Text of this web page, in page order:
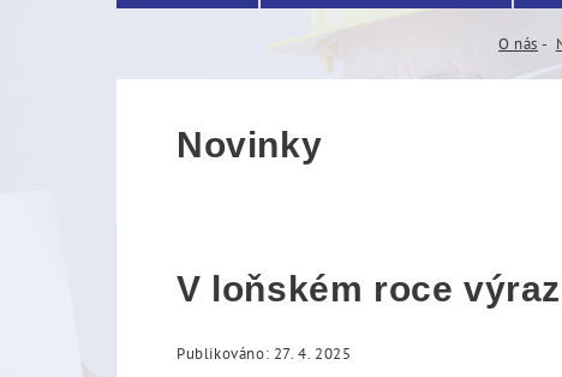
O nás
Novinky
V loňském roce
Publikováno: 27. 4. 2025